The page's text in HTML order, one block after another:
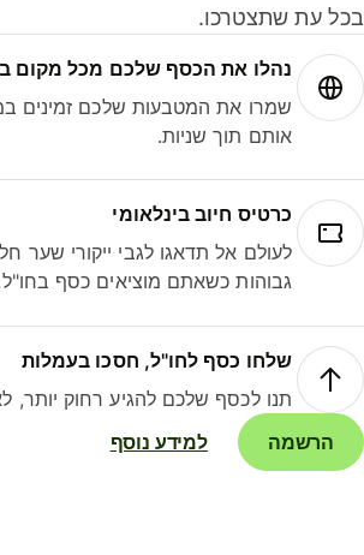
עת שתצטרכו.
נהלו את הכסף שלכם מכל מקום
שמרו את המטבעות שלכם זמינים
אותם תוך שניות.
כרטיס חיוב בינלאומי
לעולם אל תדאגו לגבי ייקורי שער
גבוהות כשאתם מוציאים כסף בחו"ל.
שלחו כסף לחו"ל, חסכו בעמלות
תנו לכסף שלכם להגיע רחוק יותר,
הרשמה
למידע נוסף